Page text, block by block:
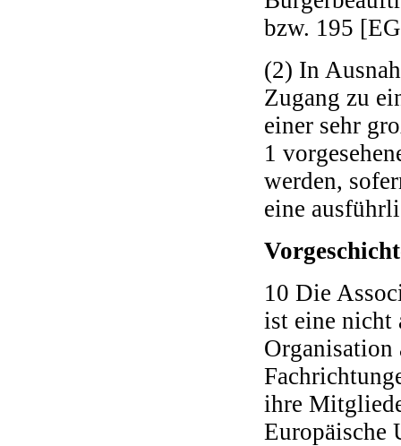
bzw. 195
(2) In
Zugang zu
einer sehr
1
werden,
eine
10 Die
ist eine nicht
Organisation
ihre
Europäische